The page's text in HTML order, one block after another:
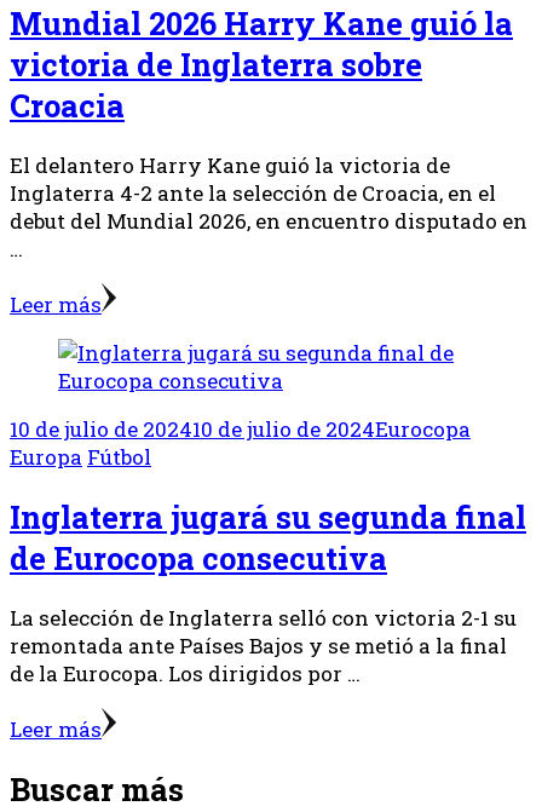
Mundial 2026 Harry Kane guió la
victoria de Inglaterra sobre
Croacia
El delantero Harry Kane guió la victoria de
Inglaterra 4-2 ante la selección de Croacia, en el
debut del Mundial 2026, en encuentro disputado en
…
Leer más
10 de julio de 202410 de julio de 2024Eurocopa
Europa Fútbol
Inglaterra jugará su segunda final
de Eurocopa consecutiva
La selección de Inglaterra selló con victoria 2-1 su
remontada ante Países Bajos y se metió a la final
de la Eurocopa. Los dirigidos por …
Leer más
Buscar más